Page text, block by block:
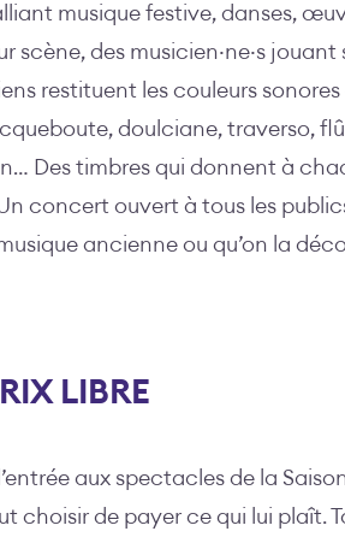
musique festive, danses,
scène, des musicien·ne·s jouant
restituent les couleurs sonores
doulciane, traverso,
Des timbres qui donnent à
concert ouvert à tous les
ancienne ou qu’on la
LIBRE
aux spectacles de la
choisir de payer ce qui lui plaît.